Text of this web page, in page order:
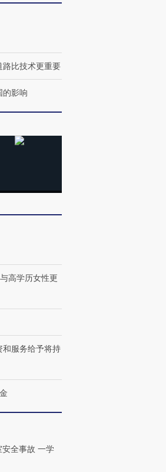
私7万
内含3种
度Z世代 用街头抗争将教
育部长拱下台
100种
【商旅对话】华住集团
路比技术更重要
的影响
高学历女性更
和服务给予将持
全事故 一学